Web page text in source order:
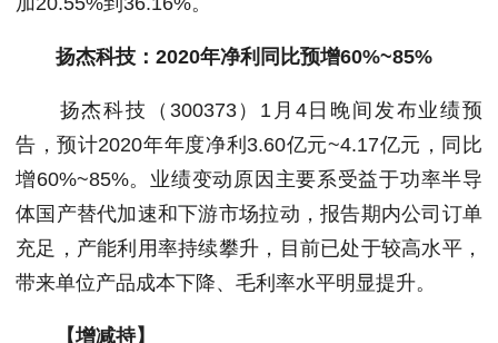
扬杰科技：2020年净利同比预增60%~85%
扬杰科技（300373）1月4日晚间发布业绩预
告，预计2020年年度净利3.60亿元~4.17亿元，同比
增60%~85%。业绩变动原因主要系受益于功率半导
体国产替代加速和下游市场拉动，报告期内公司订单
充足，产能利用率持续攀升，目前已处于较高水平，
带来单位产品成本下降、毛利率水平明显提升。
【增减持】